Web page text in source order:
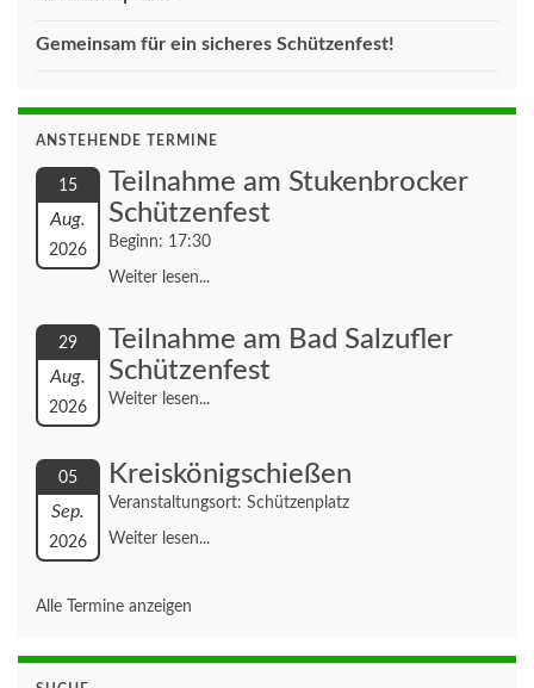
Gemeinsam für ein sicheres Schützenfest!
ANSTEHENDE TERMINE
15
Aug.
2026
Teilnahme am Stukenbrocker
Schützenfest
Beginn: 17:30
Weiter lesen...
29
Aug.
2026
Teilnahme am Bad Salzufler
Schützenfest
Weiter lesen...
05
Sep.
2026
Kreiskönigschießen
Veranstaltungsort: Schützenplatz
Weiter lesen...
Alle Termine anzeigen